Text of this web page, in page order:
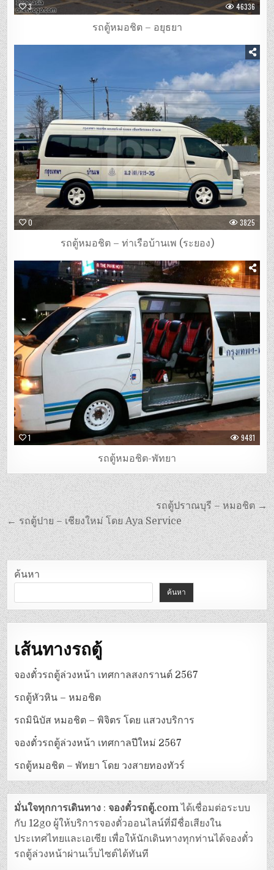
3 46336
รถตู้หมอชิต – อยุธยา
0 3825
รถตู้หมอชิต – ท่าเรือบ้านเพ (ระยอง)
1 9481
รถตู้หมอชิต-พัทยา
แนะแนว
เรื่อง
รถตู้ปราณบุรี – หมอชิต →
← รถตู้ปาย – เชียงใหม่ โดย Aya Service
ค้นหา
ค้นหา
เส้นทางรถตู้
จองตั๋วรถตู้ล่วงหน้า เทศกาลสงกรานต์ 2567
รถตู้หัวหิน – หมอชิต
รถมินิบัส หมอชิต – พิจิตร โดย แสวงบริการ
จองตั๋วรถตู้ล่วงหน้า เทศกาลปีใหม่ 2567
รถตู้หมอชิต – พัทยา โดย วงสายทองทัวร์
มั่นใจทุกการเดินทาง :จองตั๋วรถตู้.comได้เชื่อมต่อระบบ
กับ 12go ผู้ให้บริการจองตั๋วออนไลน์ที่มีชื่อเสียงใน
ประเทศไทยและเอเซีย เพื่อให้นักเดินทางทุกท่านได้จองตั๋ว
รถตู้ล่วงหน้าผ่านเว็บไซต์ได้ทันที